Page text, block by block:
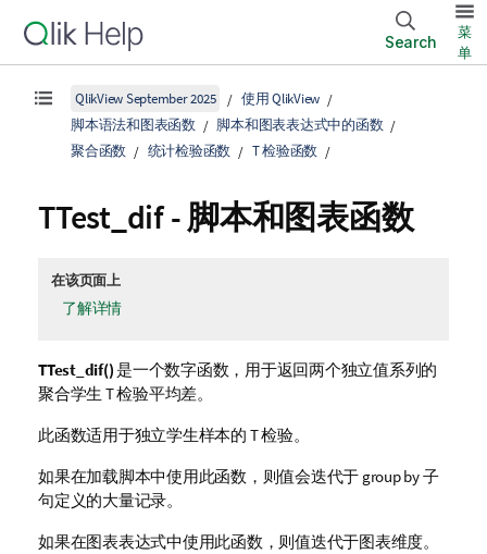
Search
菜
单
QlikView September 2025
使用 QlikView
脚本语法和图表函数
脚本和图表表达式中的函数
聚合函数
统计检验函数 T 检验函数
TTest_dif- 脚本和图表函数
在该页面上
了解详情
TTest_dif()是一个数字函数，用于返回两个独立值系列的
聚合学生 T 检验平均差。
此函数适用于独立学生样本的 T 检验。
如果在加载脚本中使用此函数，则值会迭代于 group by 子
句定义的大量记录。
如果在图表表达式中使用此函数，则值迭代于图表维度。